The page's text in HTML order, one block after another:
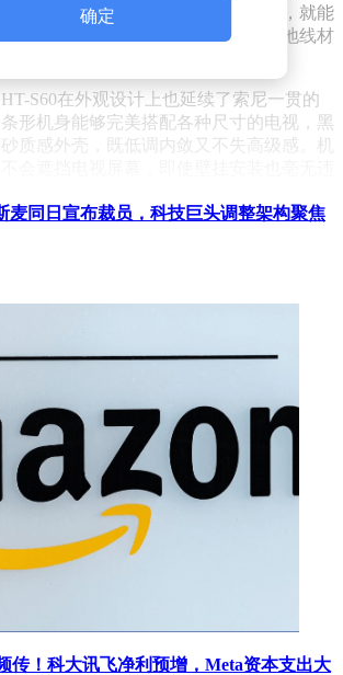
个小巧的后置音箱放置在沙发后方，就能
果，既美观又实用，彻底告别了满地线材
S60在外观设计上也延续了索尼一贯的
形机身能够完美搭配各种尺寸的电视，黑
质感外壳，既低调内敛又不失高级感。机
看电影时开启影院模式，对白更加清晰，
音乐时切换到音乐模式，三频均衡，细节
牙功能，除了通过HDMI ARC与电视连接
机无线播放喜爱的音乐，高品质音响让每
观影体验的需求，让在家就能享受震撼音
烧友注重音质表现，HT-S60能忠实还原
对高品质音乐的追求；简约生活倡导者不
用最简洁的方式提升家居品质，HT-S60
观正好符合他们的需求；租房一族无法安
又不想妥协于电视的贫弱音效，HT-S60
之选。
后，我家的电视仿佛重获新生。以前看电
果，而且环绕感特别真实。”来自上海的林
确定
麦同日宣布裁员，科技巨头调整架构聚焦
传！科大讯飞净利预增，Meta资本支出大